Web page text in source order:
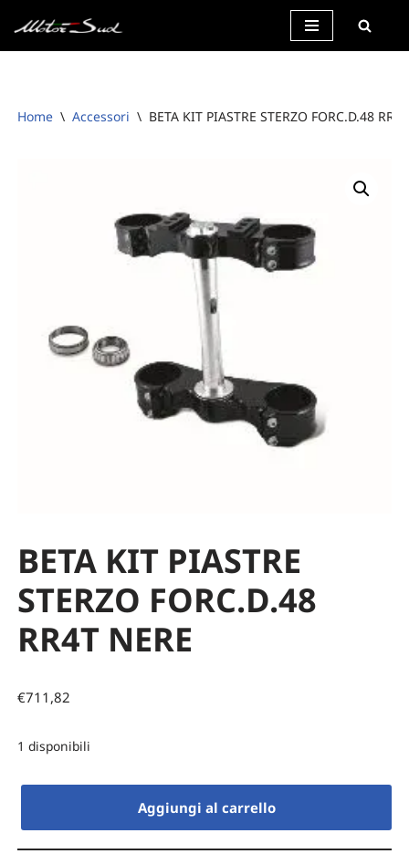
Vai
Home \ Accessori \ BETA KIT PIASTRE STERZO FORC.D.48
BETA KIT PIASTRE
STERZO FORC.D.48
RR4T NERE
€711,82
1 disponibili
Aggiungi al carrello